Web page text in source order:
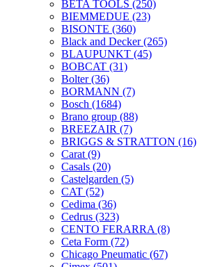
BETA TOOLS (250)
BIEMMEDUE (23)
BISONTE (360)
Black and Decker(265)
BLAUPUNKT (45)
BOBCAT (31)
Bolter(36)
BORMANN (7)
Bosch (1684)
Brano group (88)
BREEZAIR (7)
BRIGGS & STRATTON (16)
Carat (9)
Casals (20)
Castelgarden (5)
CAT (52)
Cedima (36)
Cedrus (323)
CENTO FERARRA (8)
Ceta Form (72)
Chicago Pneumatic (67)